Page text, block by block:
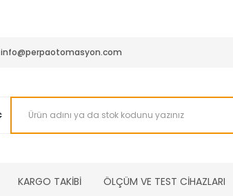
info@perpaotomasyon.com
KARGO TAKİBİ ÖLÇÜM VE TEST CİHAZLARI